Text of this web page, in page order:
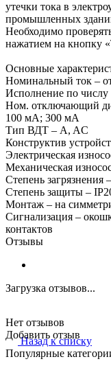
утечки тока в
промышленных
Необходимо
нажатием на кнопку
Основные
Номинальный ток –
Исполнение по
Ном. отключающий
100 мA; 300 мA
Тип ВДТ – A, AC
Конструктив
Электрическая
Механическая
Степень загрязнения
Степень защиты –
Монтаж – на
Сигнализация –
контактов
Отзывы
Загрузка отзывов...
Нет отзывов
Добавить отзыв
Назад к списку
Популярные